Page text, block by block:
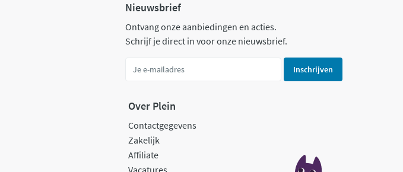
Nieuwsbrief
Ontvang onze aanbiedingen en acties.
Schrijf je direct in voor onze nieuwsbrief.
Inschrijven
Over Plein
Contactgegevens
Zakelijk
Affiliate